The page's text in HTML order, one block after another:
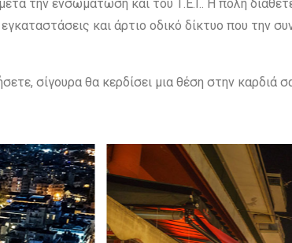
την ενσωμάτωση και του Τ.Ε.Ι.. Η πόλη
και άρτιο οδικό δίκτυο που την
σίγουρα θα κερδίσει μια θέση στην καρδιά